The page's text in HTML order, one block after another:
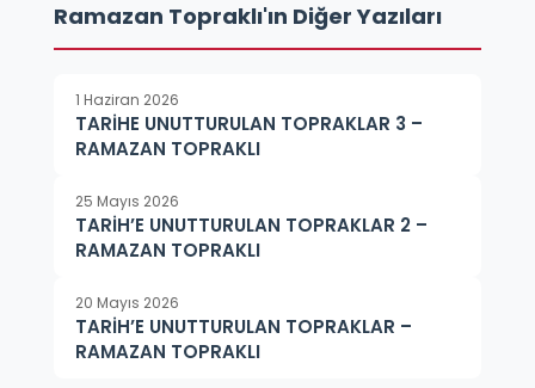
Ramazan Topraklı'ın Diğer Yazıları
1 Haziran 2026
TARİHE UNUTTURULAN TOPRAKLAR 3 –
RAMAZAN TOPRAKLI
25 Mayıs 2026
TARİH’E UNUTTURULAN TOPRAKLAR 2 –
RAMAZAN TOPRAKLI
20 Mayıs 2026
TARİH’E UNUTTURULAN TOPRAKLAR –
RAMAZAN TOPRAKLI